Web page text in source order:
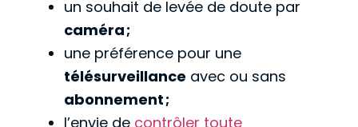
un souhait de levée de doute par
caméra ;
une préférence pour une
télésurveillance avec ou sans
abonnement ;
l’envie de contrôler toute